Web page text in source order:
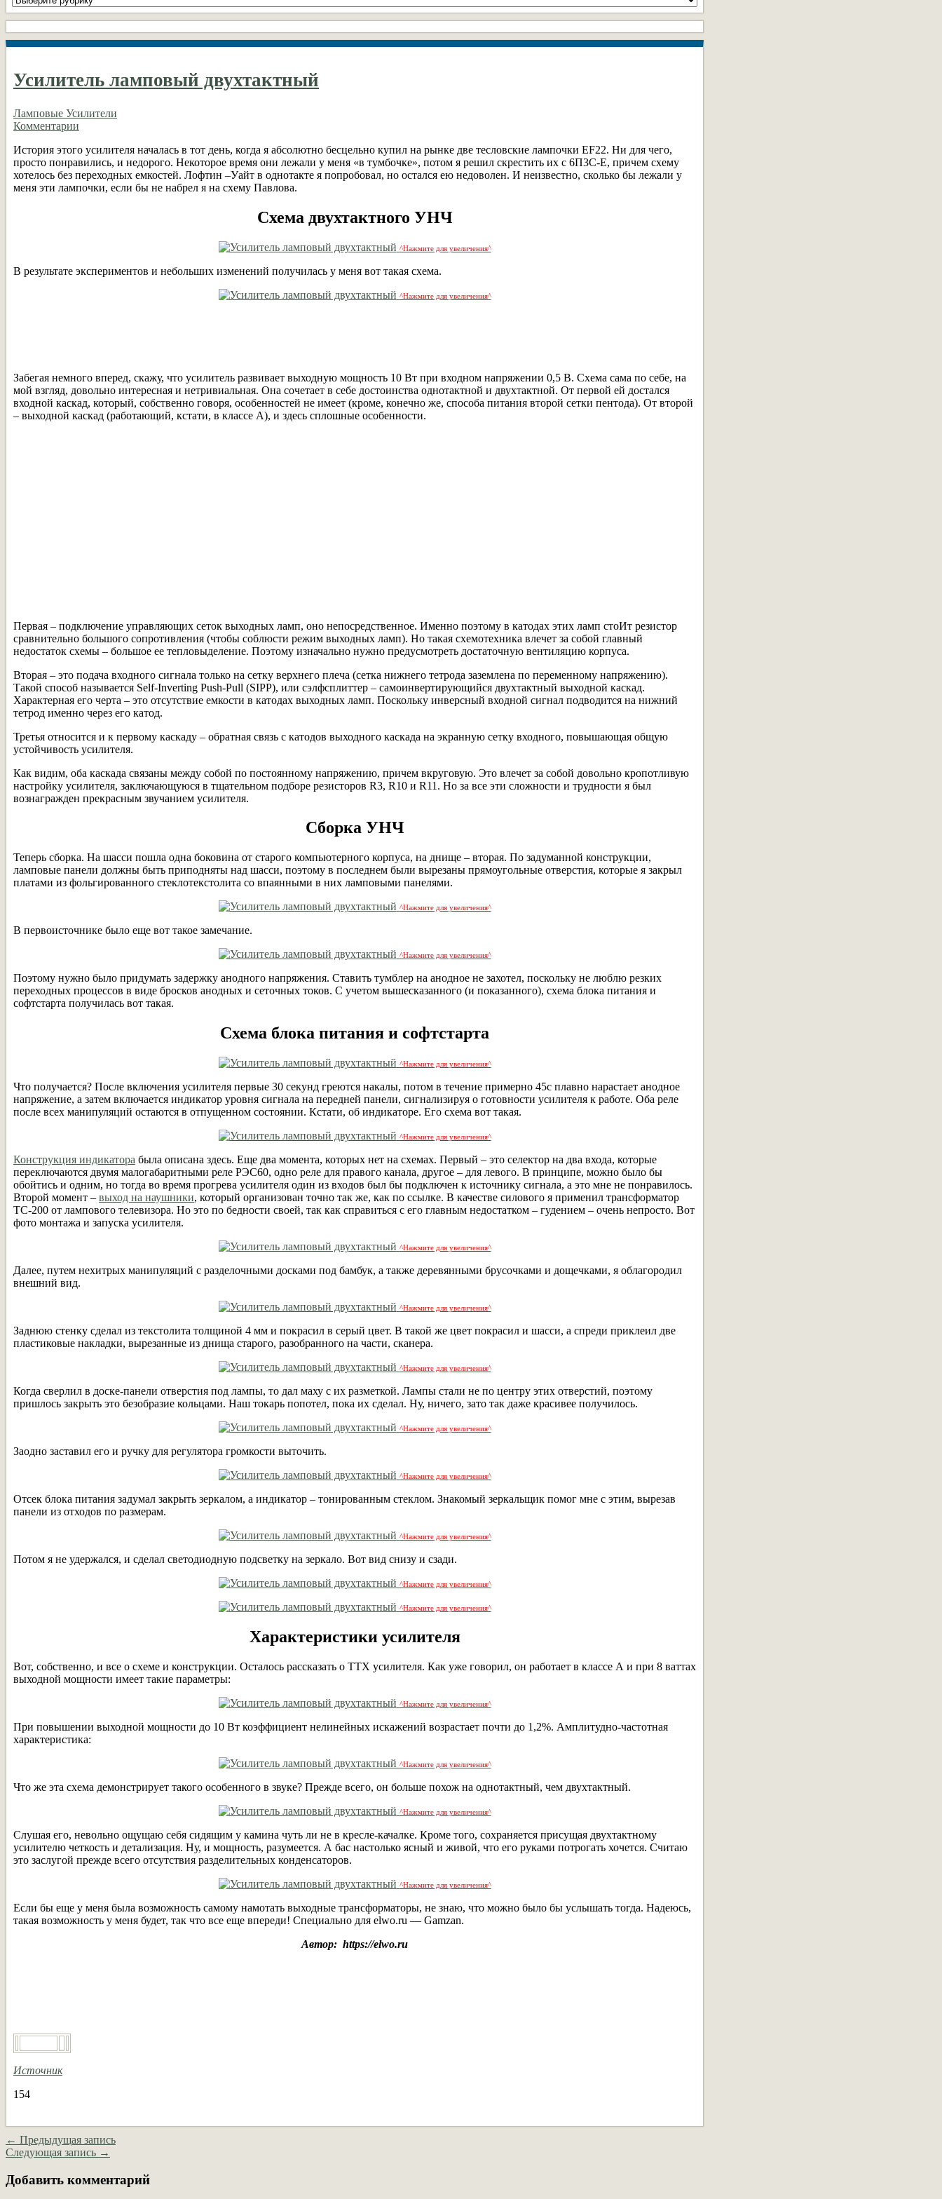
рубрики
DIY
Усилитель ламповый двухтактный
Ламповые Усилители
Комментарии
История этого усилителя началась в тот день, когда я абсолютно бесцельно купил на рынке две тесловские лампочки EF22. Ни для чего,
просто понравились, и недорого. Некоторое время они лежали у меня «в тумбочке», потом я решил скрестить их с 6П3С-Е, причем схему
хотелось без переходных емкостей. Лофтин –Уайт в однотакте я попробовал, но остался ею недоволен. И неизвестно, сколько бы лежали у
меня эти лампочки, если бы не набрел я на схему Павлова.
Схема двухтактного УНЧ
^Нажмите для увеличения^
В результате экспериментов и небольших изменений получилась у меня вот такая схема.
^Нажмите для увеличения^
Забегая немного вперед, скажу, что усилитель развивает выходную мощность 10 Вт при входном напряжении 0,5 В. Схема сама по себе, на
мой взгляд, довольно интересная и нетривиальная. Она сочетает в себе достоинства однотактной и двухтактной. От первой ей достался
входной каскад, который, собственно говоря, особенностей не имеет (кроме, конечно же, способа питания второй сетки пентода). От второй
– выходной каскад (работающий, кстати, в классе А), и здесь сплошные особенности.
Первая – подключение управляющих сеток выходных ламп, оно непосредственное. Именно поэтому в катодах этих ламп стоИт резистор
сравнительно большого сопротивления (чтобы соблюсти режим выходных ламп). Но такая схемотехника влечет за собой главный
недостаток схемы – большое ее тепловыделение. Поэтому изначально нужно предусмотреть достаточную вентиляцию корпуса.
Вторая – это подача входного сигнала только на сетку верхнего плеча (сетка нижнего тетрода заземлена по переменному напряжению).
Такой способ называется Self-Inverting Push-Pull (SIPP), или сэлфсплиттер – самоинвертирующийся двухтактный выходной каскад.
Характерная его черта – это отсутствие емкости в катодах выходных ламп. Поскольку инверсный входной сигнал подводится на нижний
тетрод именно через его катод.
Третья относится и к первому каскаду – обратная связь с катодов выходного каскада на экранную сетку входного, повышающая общую
устойчивость усилителя.
Как видим, оба каскада связаны между собой по постоянному напряжению, причем вкруговую. Это влечет за собой довольно кропотливую
настройку усилителя, заключающуюся в тщательном подборе резисторов R3, R10 и R11. Но за все эти сложности и трудности я был
вознагражден прекрасным звучанием усилителя.
Сборка УНЧ
Теперь сборка. На шасси пошла одна боковина от старого компьютерного корпуса, на днище – вторая. По задуманной конструкции,
ламповые панели должны быть приподняты над шасси, поэтому в последнем были вырезаны прямоугольные отверстия, которые я закрыл
платами из фольгированного стеклотекстолита со впаянными в них ламповыми панелями.
^Нажмите для увеличения^
В первоисточнике было еще вот такое замечание.
^Нажмите для увеличения^
Поэтому нужно было придумать задержку анодного напряжения. Ставить тумблер на анодное не захотел, поскольку не люблю резких
переходных процессов в виде бросков анодных и сеточных токов. С учетом вышесказанного (и показанного), схема блока питания и
софтстарта получилась вот такая.
Схема блока питания и софтстарта
^Нажмите для увеличения^
Что получается? После включения усилителя первые 30 секунд греются накалы, потом в течение примерно 45с плавно нарастает анодное
напряжение, а затем включается индикатор уровня сигнала на передней панели, сигнализируя о готовности усилителя к работе. Оба реле
после всех манипуляций остаются в отпущенном состоянии. Кстати, об индикаторе. Его схема вот такая.
^Нажмите для увеличения^
Конструкция индикатора была описана здесь. Еще два момента, которых нет на схемах. Первый – это селектор на два входа, которые
переключаются двумя малогабаритными реле РЭС60, одно реле для правого канала, другое – для левого. В принципе, можно было бы
обойтись и одним, но тогда во время прогрева усилителя один из входов был бы подключен к источнику сигнала, а это мне не понравилось.
Второй момент – выход на наушники, который организован точно так же, как по ссылке. В качестве силового я применил трансформатор
ТС-200 от лампового телевизора. Но это по бедности своей, так как справиться с его главным недостатком – гудением – очень непросто. Вот
фото монтажа и запуска усилителя.
^Нажмите для увеличения^
Далее, путем нехитрых манипуляций с разделочными досками под бамбук, а также деревянными брусочками и дощечками, я облагородил
внешний вид.
^Нажмите для увеличения^
Заднюю стенку сделал из текстолита толщиной 4 мм и покрасил в серый цвет. В такой же цвет покрасил и шасси, а спреди приклеил две
пластиковые накладки, вырезанные из днища старого, разобранного на части, сканера.
^Нажмите для увеличения^
Когда сверлил в доске-панели отверстия под лампы, то дал маху с их разметкой. Лампы стали не по центру этих отверстий, поэтому
пришлось закрыть это безобразие кольцами. Наш токарь попотел, пока их сделал. Ну, ничего, зато так даже красивее получилось.
^Нажмите для увеличения^
Заодно заставил его и ручку для регулятора громкости выточить.
^Нажмите для увеличения^
Отсек блока питания задумал закрыть зеркалом, а индикатор – тонированным стеклом. Знакомый зеркальщик помог мне с этим, вырезав
панели из отходов по размерам.
^Нажмите для увеличения^
Потом я не удержался, и сделал светодиодную подсветку на зеркало. Вот вид снизу и сзади.
^Нажмите для увеличения^
^Нажмите для увеличения^
Характеристики усилителя
Вот, собственно, и все о схеме и конструкции. Осталось рассказать о ТТХ усилителя. Как уже говорил, он работает в классе А и при 8 ваттах
выходной мощности имеет такие параметры:
^Нажмите для увеличения^
При повышении выходной мощности до 10 Вт коэффициент нелинейных искажений возрастает почти до 1,2%. Амплитудно-частотная
характеристика:
^Нажмите для увеличения^
Что же эта схема демонстрирует такого особенного в звуке? Прежде всего, он больше похож на однотактный, чем двухтактный.
^Нажмите для увеличения^
Слушая его, невольно ощущаю себя сидящим у камина чуть ли не в кресле-качалке. Кроме того, сохраняется присущая двухтактному
усилителю четкость и детализация. Ну, и мощность, разумеется. А бас настолько ясный и живой, что его руками потрогать хочется. Считаю
это заслугой прежде всего отсутствия разделительных конденсаторов.
^Нажмите для увеличения^
Если бы еще у меня была возможность самому намотать выходные трансформаторы, не знаю, что можно было бы услышать тогда. Надеюсь,
такая возможность у меня будет, так что все еще впереди! Специально для elwo.ru — Gamzan.
Автор: https://elwo.ru
Источник
154
← Предыдущая запись
Следующая запись →
Добавить комментарий